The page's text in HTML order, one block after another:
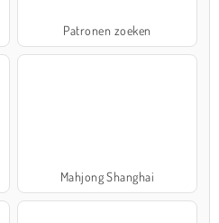
Patronen zoeken
Mahjong Shanghai